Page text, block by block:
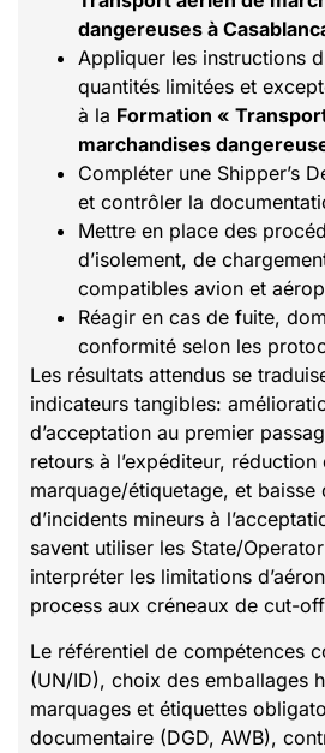
dangereuses à
Appliquer les instructions
quantités limitées et
à la Formation «
marchandises
Compléter une Shipper’s
et contrôler la
Mettre en place des
d’isolement, de
compatibles avion et
Réagir en cas de fuite,
conformité selon les
Les résultats attendus se
indicateurs tangibles:
d’acceptation au premier
retours à l’expéditeur,
marquage/étiquetage, et baisse
d’incidents mineurs à
savent utiliser les State/
interpréter les limitations
process aux créneaux de cut-
Le référentiel de compétences
(UN/ID), choix des emballages
marquages et étiquettes
documentaire (DGD, AWB),